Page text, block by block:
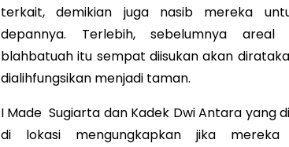
terkait, demikian juga nasib mereka
depannya. Terlebih, sebelumnya areal
blahbatuah itu sempat diisukan akan
dialihfungsikan menjadi taman.
I Made Sugiarta dan Kadek Dwi Antara yang
di lokasi mengungkapkan jika mereka